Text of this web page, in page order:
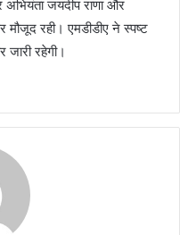
जयदीप राणा और
मौजूद रही। एमडीडीए ने स्पष्ट
जारी रहेगी।